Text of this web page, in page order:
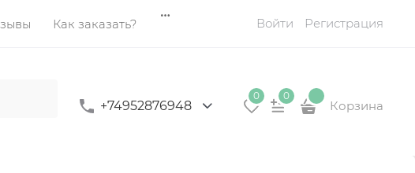
Как заказать? Войти Регистрация
+74952876948
0 0
Корзина